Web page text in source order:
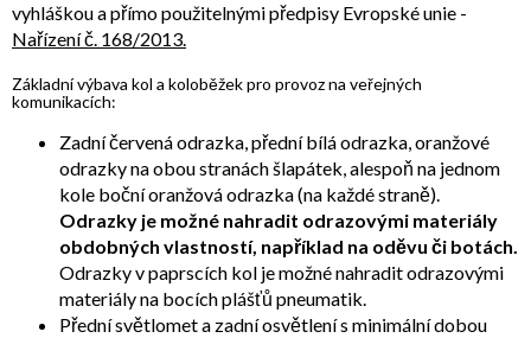
vyhláškou a přímo použitelnými předpisy Evropské unie -
Nařízení č. 168/2013.
Základní výbava kol a koloběžek pro provoz na veřejných
komunikacích:
Zadní červená odrazka, přední bílá odrazka, oranžové
odrazky na obou stranách šlapátek, alespoň na jednom
kole boční oranžová odrazka (na každé straně).
Odrazky je možné nahradit odrazovými materiály
obdobných vlastností, například na oděvu či botách.
Odrazky v paprscích kol je možné nahradit odrazovými
materiály na bocích plášťů pneumatik.
Přední světlomet a zadní osvětlení s minimální dobou